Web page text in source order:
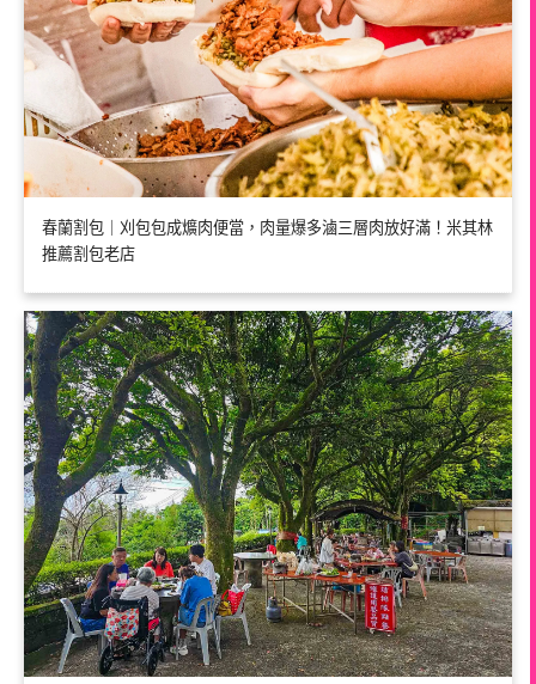
春蘭割包｜刈包包成爌肉便當，肉量爆多滷三層肉放好滿！米其林
推薦割包老店